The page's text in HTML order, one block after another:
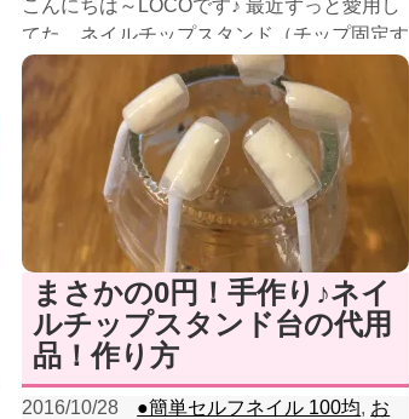
こんにちは～LOCOです♪ 最近ずっと愛用し
てた、ネイルチップスタンド（チップ固定す
るための台）を リニューアルしたのでご報
告だよ＾＾ ...
まさかの0円！手作り♪ネイ
ルチップスタンド台の代用
品！作り方
2016/10/28 ●簡単セルフネイル 100均, お